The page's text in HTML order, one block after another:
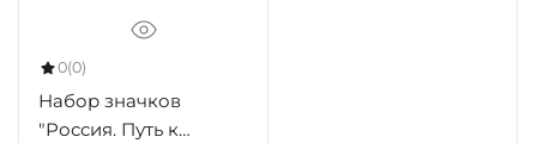
0(0)
Набор значков
"Россия. Путь к